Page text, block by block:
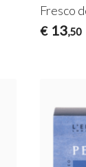
Fresco
€ 13,50